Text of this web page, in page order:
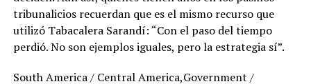
tribunalicios recuerdan que es el mismo recurso que
utilizó Tabacalera Sarandí: “Con el paso del tiempo
perdió. No son ejemplos iguales, pero la estrategia sí”.
South America / Central America,Government /